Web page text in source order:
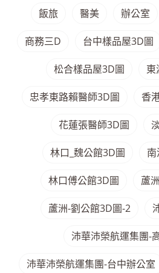
飯旅 醫美 辦公室
商務三D 台中樣品屋3D圖
松合樣品屋3D圖 東
忠孝東路賴醫師3D圖 香
花蓮張醫師3D圖
林口_魏公館3D圖
林口傅公館3D圖 蘆
蘆洲-劉公館3D圖-2
沛華沛榮航運集團-
沛華沛榮航運集團-台中辦公室